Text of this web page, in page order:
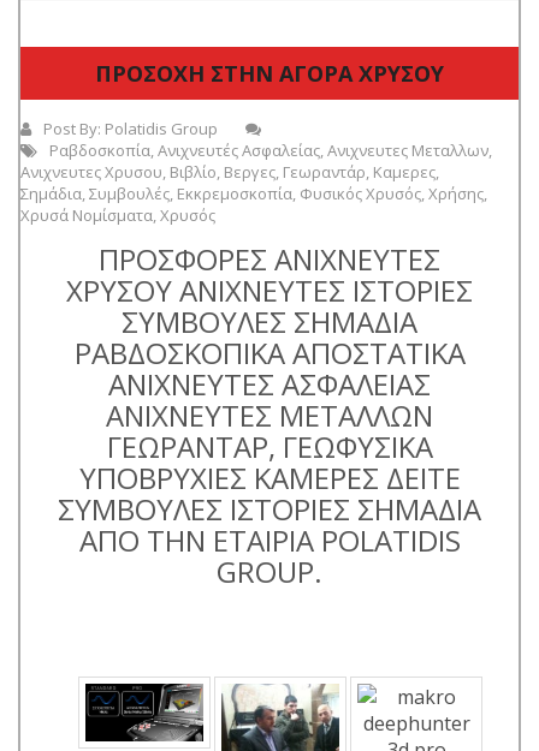
ΠΡΟΣΟΧΗ ΣΤΗΝ ΑΓΟΡΑ ΧΡΥΣΟΥ
Post By: Polatidis Group
Ραβδοσκοπία,Ανιχνευτές Ασφαλείας,Ανιχνευτες Μεταλλων,
Ανιχνευτες Χρυσου, Βιβλίο, Βεργες, Γεωραντάρ, Καμερες,
Σημάδια,Συμβουλές, Εκκρεμοσκοπία, Φυσικός Χρυσός,Χρήσης,
Χρυσά Νομίσματα,Χρυσός
ΠΡΟΣΦΟΡΕΣ ΑΝΙΧΝΕΥΤΕΣ
ΧΡΥΣΟΥ ΑΝΙΧΝΕΥΤΕΣ ΙΣΤΟΡΙΕΣ
ΣΥΜΒΟΥΛΕΣ ΣΗΜΑΔΙΑ
ΡΑΒΔΟΣΚΟΠΙΚΑ ΑΠΟΣΤΑΤΙΚΑ
ΑΝΙΧΝΕΥΤΕΣ ΑΣΦΑΛΕΙΑΣ
ΑΝΙΧΝΕΥΤΕΣ ΜΕΤΑΛΛΩΝ
ΓΕΩΡΑΝΤΑΡ, ΓΕΩΦΥΣΙΚΑ
ΥΠΟΒΡΥΧΙΕΣ ΚΑΜΕΡΕΣ ΔΕΙΤΕ
ΣΥΜΒΟΥΛΕΣ ΙΣΤΟΡΙΕΣ ΣΗΜΑΔΙΑ
ΑΠΟ ΤΗΝ ΕΤΑΙΡΙΑ POLATIDIS
GROUP.